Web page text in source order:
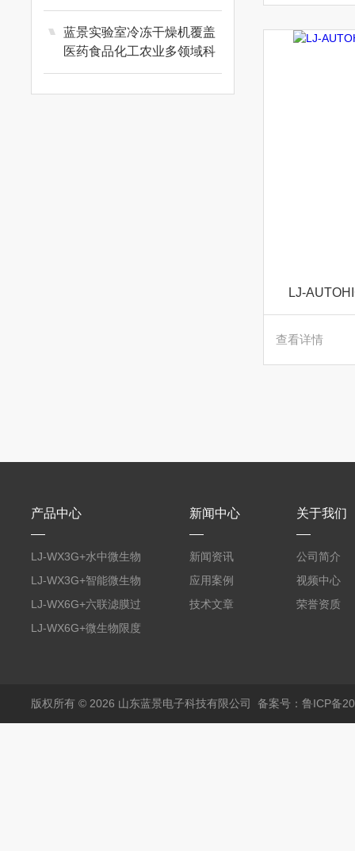
理
蓝景实验室冷冻干燥机覆盖
医药食品化工农业多领域科
研应用
LJ-
查看详情
产品中心
LJ-WX3G+水中微生物
膜过滤装置
LJ-WX3G+智能微生物
限度仪
LJ-WX6G+六联滤膜过
滤器
LJ-WX6G+微生物限度
新闻中心
新闻资讯
应用案例
技术文章
关于我们
公司简介
视频中心
荣誉资质
版权所有 © 2026 山东蓝景电子科技有限公司 备案号：鲁ICP备